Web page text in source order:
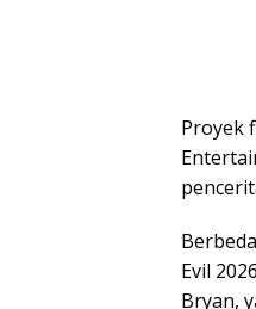
Proyek
Evil
Bryan,